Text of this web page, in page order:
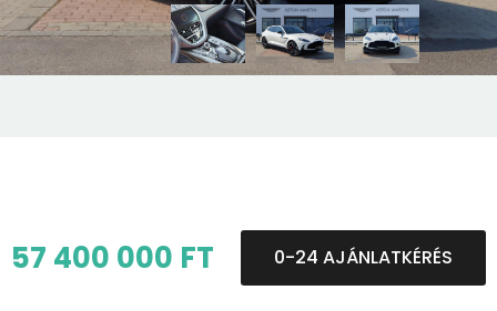
57 400 000 FT 0-24 AJÁNLATKÉRÉS